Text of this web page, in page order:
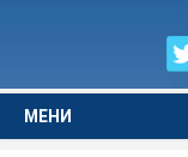
МЕНИ